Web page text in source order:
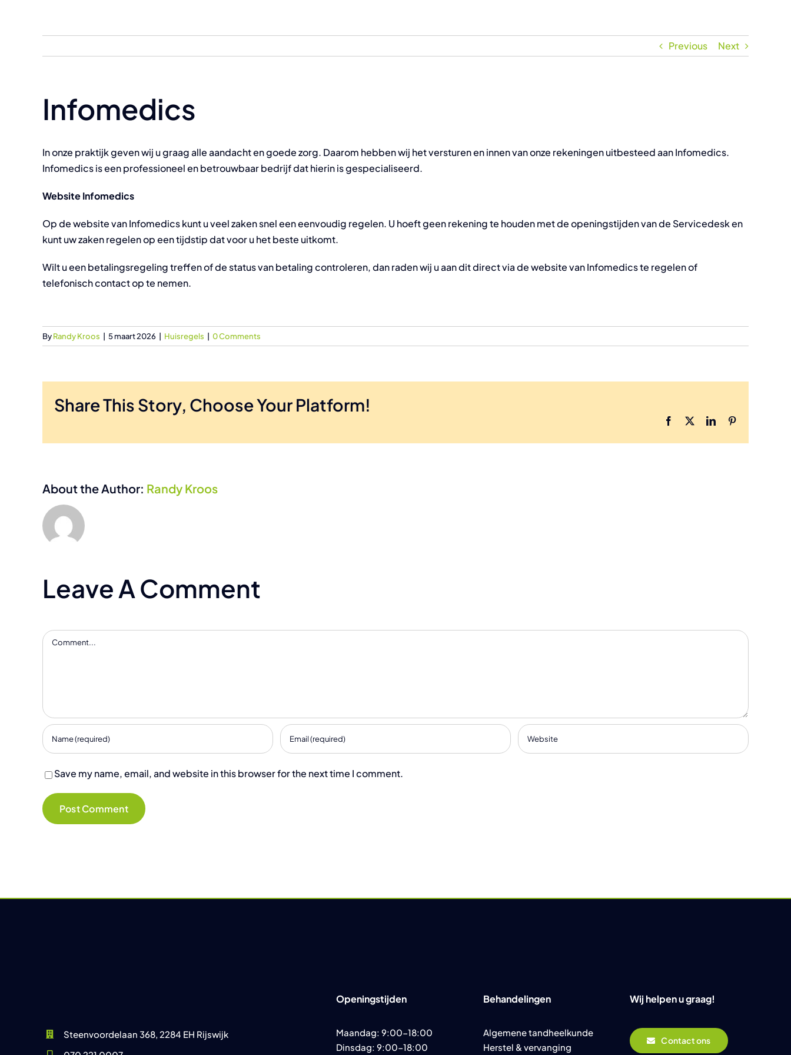
Previous Next
Infomedics
In onze praktijk geven wij u graag alle aandacht en goede zorg. Daarom hebben wij het versturen en innen van onze rekeningen uitbesteed aan Infomedics.
Infomedics is een professioneel en betrouwbaar bedrijf dat hierin is gespecialiseerd.
Website Infomedics
Op de website vanInfomedicskunt u veel zaken snel een eenvoudig regelen. U hoeft geen rekening te houden met de openingstijden van de Servicedesk en
kunt uw zaken regelen op een tijdstip dat voor u het beste uitkomt.
Wilt u een betalingsregeling treffen of de status van betaling controleren, dan raden wij u aan dit direct via de website van Infomedics te regelen of
telefonisch contact op te nemen.
ByRandy Kroos 5 maart 2026 Huisregels 0 Comments
Share This Story, Choose Your Platform!
Facebook LinkedIn
About the Author: Randy Kroos
Leave A Comment
Comment
Save my name, email, and website in this browser for the next time I comment.
Steenvoordelaan 368, 2284 EH Rijswijk
Openingstijden
Maandag: 9:00-18:00
Dinsdag: 9:00-18:00
Behandelingen
Algemene tandheelkunde
Herstel & vervanging
Wij helpen u graag!
Contact ons